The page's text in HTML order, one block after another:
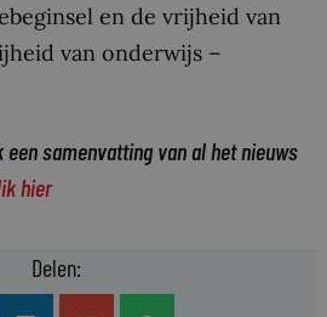
en de vrijheid van
van onderwijs –
samenvatting van al het nieuws
hier
Delen: